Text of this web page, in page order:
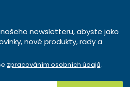
newsletteru, abyste jako
nové produkty, rady a
zpracováním osobních údajů.